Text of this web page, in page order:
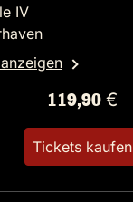
IV
119,90 €
Tickets kaufen